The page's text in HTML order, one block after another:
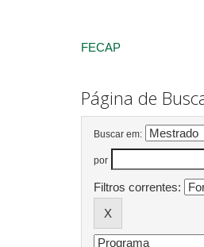
FECAP
Página de
Buscar em:
por
Filtros correntes: